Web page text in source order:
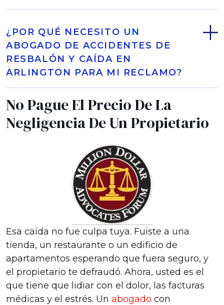
¿POR QUÉ NECESITO UN
ABOGADO DE ACCIDENTES DE
RESBALÓN Y CAÍDA EN
ARLINGTON PARA MI RECLAMO?
No Pague El Precio De La
Negligencia De Un Propietario
Esa caída no fue culpa tuya. Fuiste a una
tienda, un restaurante o un edificio de
apartamentos esperando que fuera seguro, y
el propietario te defraudó. Ahora, usted es el
que tiene que lidiar con el dolor, las facturas
médicas y el estrés. Un abogado con